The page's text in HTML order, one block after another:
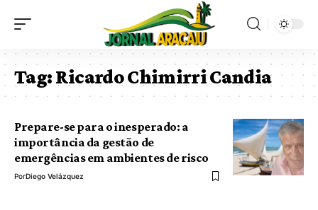
Tag:Ricardo Chimirri Candia
Prepare-se para o inesperado: a
importância da gestão de
emergências em ambientes de risco
PorDiego Velázquez